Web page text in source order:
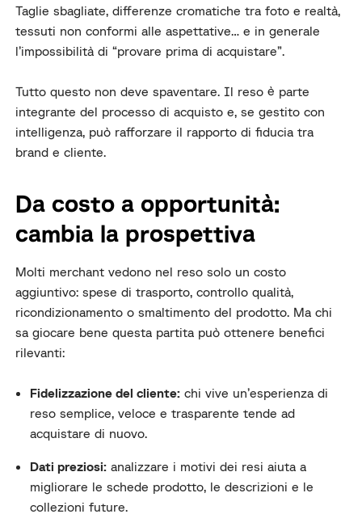
Taglie sbagliate, differenze cromatiche tra foto e realtà,
tessuti non conformi alle aspettative… e in generale
l’impossibilità di “provare prima di acquistare”.
Tutto questo non deve spaventare. Il reso è parte
integrante del processo di acquisto e, se gestito con
intelligenza, può rafforzare il rapporto di fiducia tra
brand e cliente.
Da costo a opportunità:
cambia la prospettiva
Molti merchant vedono nel reso solo un costo
aggiuntivo: spese di trasporto, controllo qualità,
ricondizionamento o smaltimento del prodotto. Ma chi
sa giocare bene questa partita può ottenere benefici
rilevanti:
Fidelizzazione del cliente: chi vive un’esperienza di
reso semplice, veloce e trasparente tende ad
acquistare di nuovo.
Dati preziosi: analizzare i motivi dei resi aiuta a
migliorare le schede prodotto, le descrizioni e le
collezioni future.